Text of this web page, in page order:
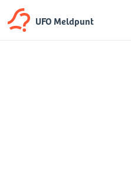
UFO Meldpunt